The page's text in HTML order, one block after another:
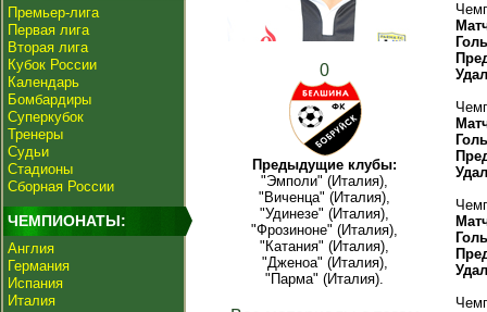
Премьер-лига
Первая лига
Вторая лига
Кубок России
Календарь
Бомбардиры
Суперкубок
Тренеры
Судьи
Стадионы
Сборная России
ЧЕМПИОНАТЫ:
Англия
Германия
Испания
Италия
0
Предыдущие клубы:
"Эмполи" (Италия),
"Виченца" (Италия),
"Удинезе" (Италия),
"Фрозиноне" (Италия),
"Катания" (Италия),
"Дженоа" (Италия),
"Парма" (Италия).